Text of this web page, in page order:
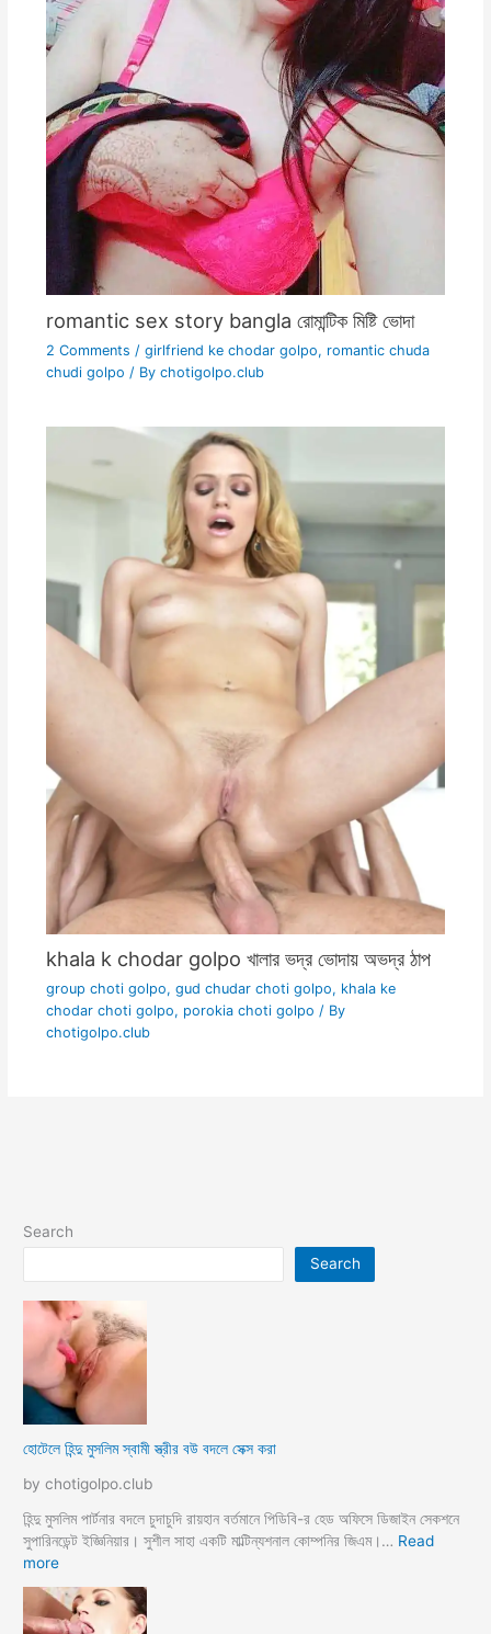
romantic sex story bangla রোমান্টিক মিষ্টি ভোদা
2 Comments / girlfriend ke chodar golpo, romantic chuda
chudi golpo / By chotigolpo.club
khala k chodar golpo খালার ভদ্র ভোদায় অভদ্র ঠাপ
group choti golpo, gud chudar choti golpo, khala ke
chodar choti golpo, porokia choti golpo / By
chotigolpo.club
Search
Search
হোটেলে হিন্দু মুসলিম স্বামী স্ত্রীর বউ বদলে সেক্স করা
by chotigolpo.club
হিন্দু মুসলিম পার্টনার বদলে চুদাচুদি রায়হান বর্তমানে পিডিবি-র হেড অফিসে ডিজাইন সেকশনে
সুপারিনডেন্ট ইজ্ঞিনিয়ার। সুশীল সাহা একটি মাল্টিন্যশনাল কোম্পনির জিএম।… Read
more:
হো
টে
লে